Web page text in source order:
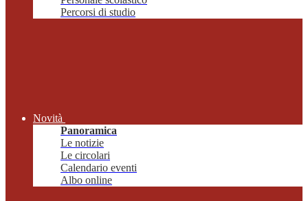
Percorsi di studio
Novità
Panoramica
Le notizie
Le circolari
Calendario eventi
Albo online